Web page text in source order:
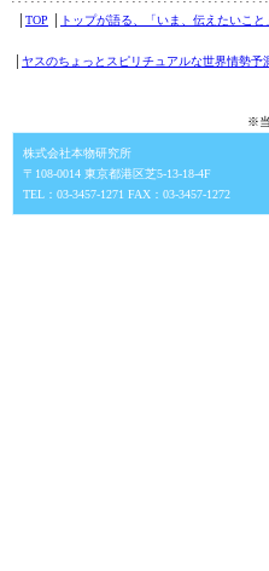
TOP トップが語る、「いま、伝えたいこと
ヤスのちょっとスピリチュアルな世界情勢予
※
株式会社本物研究所
〒108-0014 東京都港区芝5-13-18-4F
TEL：03-3457-1271 FAX：03-3457-1272